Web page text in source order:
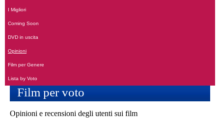
I Migliori
Coming Soon
DVD in uscita
Opinioni
Film per Genere
Lista by Voto
Film per voto
Opinioni e recensioni degli utenti sui film